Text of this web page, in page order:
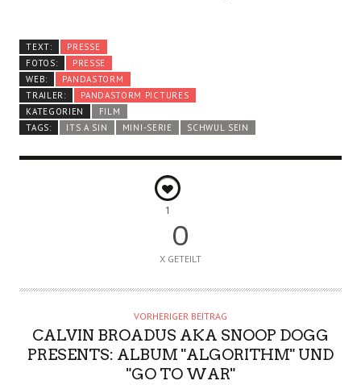
TEXT:
PRESSE
FOTOS:
PRESSE
WEB:
PANDASTORM
TRAILER:
PANDASTORM PICTURES
KATEGORIEN
FILM
TAGS:
ITS A SIN MINI-SERIE SCHWUL SEIN
1
0
X GETEILT
VORHERIGER BEITRAG
CALVIN BROADUS AKA SNOOP DOGG
PRESENTS: ALBUM "ALGORITHM" UND
"GO TO WAR"